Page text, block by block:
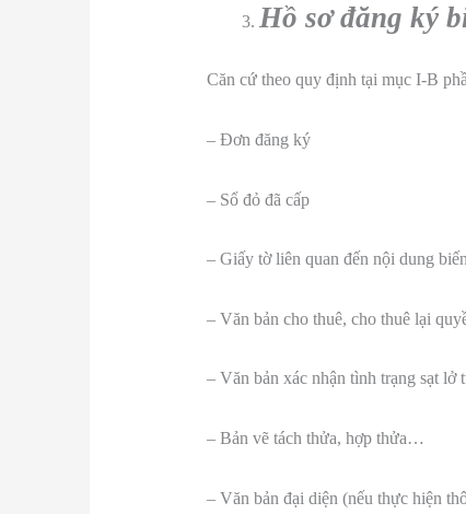
Hồ sơ đăng ký
Căn cứ theo quy định tại mục I-B
– Đơn đăng ký
– Sổ đỏ đã cấp
– Giấy tờ liên quan đến nội dung
– Văn bản cho thuê, cho thuê lại
– Văn bản xác nhận tình trạng sạt lở
– Bản vẽ tách thửa, hợp thửa…
– Văn bản đại diện (nếu thực hiện